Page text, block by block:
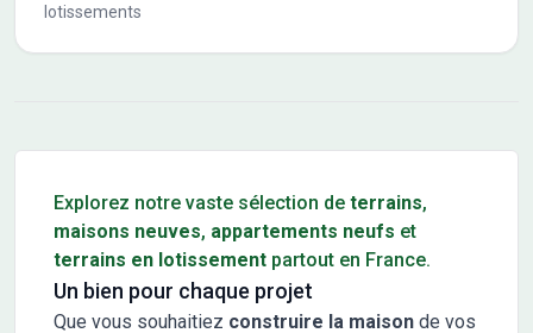
lotissements
Explorez notre vaste sélection de terrains,
maisons neuves, appartements neufs et
terrains en lotissement partout en France.
Un bien pour chaque projet
Que vous souhaitiez construire la maison de vos